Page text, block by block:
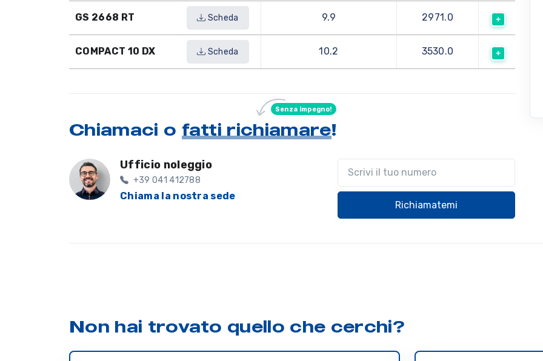
GS 2668 RT Scheda 9.9 2971.0
COMPACT 10 DX Scheda 10.2 3530.0
Chiamaci o fatti richiamare!
Senza impegno!
Ufficio noleggio
+39 041 412788
Chiama la nostra sede
Richiamatemi
Non hai trovato quello che cerchi?